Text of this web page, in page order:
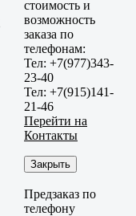
стоимость и
возможность
заказа по
телефонам:
Тел: +7(977)343-
23-40
Тел: +7(915)141-
21-46
Перейти на
Контакты
Закрыть
Предзаказ по
телефону